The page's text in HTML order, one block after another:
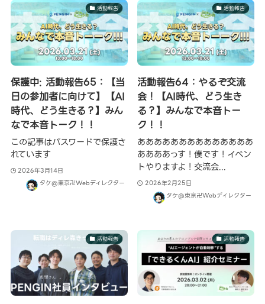
活動報告
保護中: 活動報告65：【当
日の参加者に向けて】【AI
時代、どう生きる？】みん
なで本音トーク！！
この記事はパスワードで保護さ
れています
2026年3月14日
タケ@東京卍Webディレクター
活動報告
活動報告64：やるぞ交流
会！【AI時代、どう生き
る？】みんなで本音トー
ク！！
ああああああああああああああ
ああああっす！僕です！イベン
トやりますよ！交流会...
2026年2月25日
タケ@東京卍Webディレクター
活動報告 活動報告